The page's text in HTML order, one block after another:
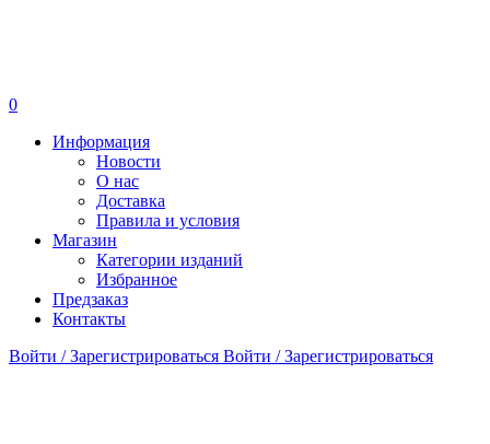
0
Информация
Новости
О нас
Доставка
Правила и условия
Магазин
Категории изданий
Избранное
Предзаказ
Контакты
Войти / Зарегистрироваться Войти / Зарегистрироваться